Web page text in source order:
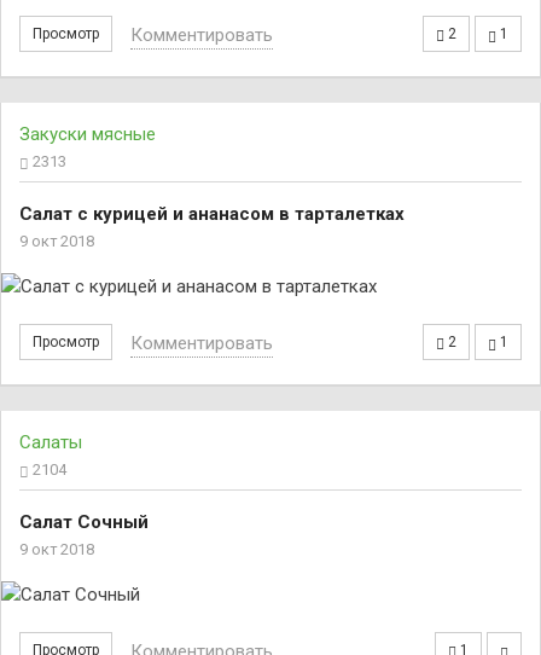
Просмотр 2 1
Комментировать
Закуски мясные
2313
Салат с курицей и ананасом в тарталетках
9 окт 2018
Просмотр 2 1
Комментировать
Салаты
2104
Салат Сочный
9 окт 2018
Просмотр 1